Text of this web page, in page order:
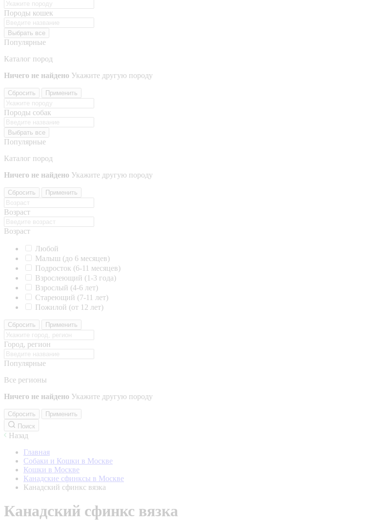
Породы кошек
Выбрать все
Популярные
Каталог пород
Ничего не найдено Укажите другую породу
Сбросить Применить
Породы собак
Выбрать все
Популярные
Каталог пород
Ничего не найдено Укажите другую породу
Сбросить Применить
Возраст
Возраст
Любой
Малыш (до 6 месяцев)
Подросток (6-11 месяцев)
Взрослеющий (1-3 года)
Взрослый (4-6 лет)
Стареющий (7-11 лет)
Пожилой (от 12 лет)
Сбросить Применить
Город, регион
Популярные
Все регионы
Ничего не найдено Укажите другую породу
Сбросить
Применить
Поиск
Назад
Главная
Собаки и Кошки в Москве
Кошки в Москве
Канадские сфинксы в Москве
Канадский сфинкс вязка
Канадский сфинкс вязка